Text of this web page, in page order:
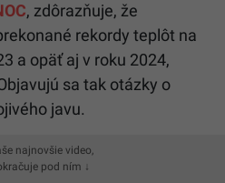
, zdôrazňuje, že
rekordy teplôt na
a opäť aj v roku 2024,
sa tak otázky o
javu.
najnovšie video,
pod ním ↓